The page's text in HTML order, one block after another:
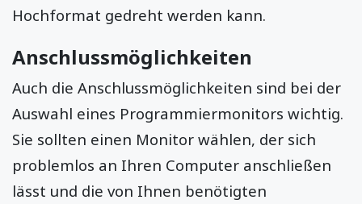
Hochformat gedreht werden kann.
Anschlussmöglichkeiten
Auch die Anschlussmöglichkeiten sind bei der
Auswahl eines Programmiermonitors wichtig.
Sie sollten einen Monitor wählen, der sich
problemlos an Ihren Computer anschließen
lässt und die von Ihnen benötigten